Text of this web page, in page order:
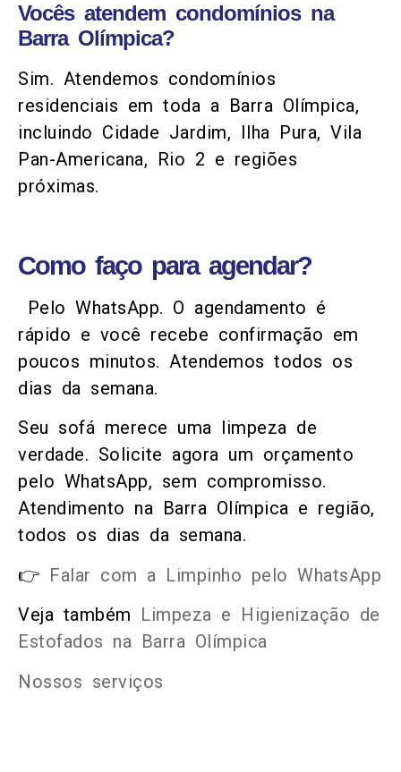
Vocês atendem condomínios na
Barra Olímpica?
Sim. Atendemos condomínios
residenciais em toda a Barra Olímpica,
incluindo Cidade Jardim, Ilha Pura, Vila
Pan-Americana, Rio 2 e regiões
próximas.
Como faço para agendar?
Pelo WhatsApp. O agendamento é
rápido e você recebe confirmação em
poucos minutos. Atendemos todos os
dias da semana.
Seu sofá merece uma limpeza de
verdade. Solicite agora um orçamento
pelo WhatsApp, sem compromisso.
Atendimento na Barra Olímpica e região,
todos os dias da semana.
👉 Falar com a Limpinho pelo WhatsApp
Veja também Limpeza e Higienização de
Estofados na Barra Olímpica
Nossos serviços